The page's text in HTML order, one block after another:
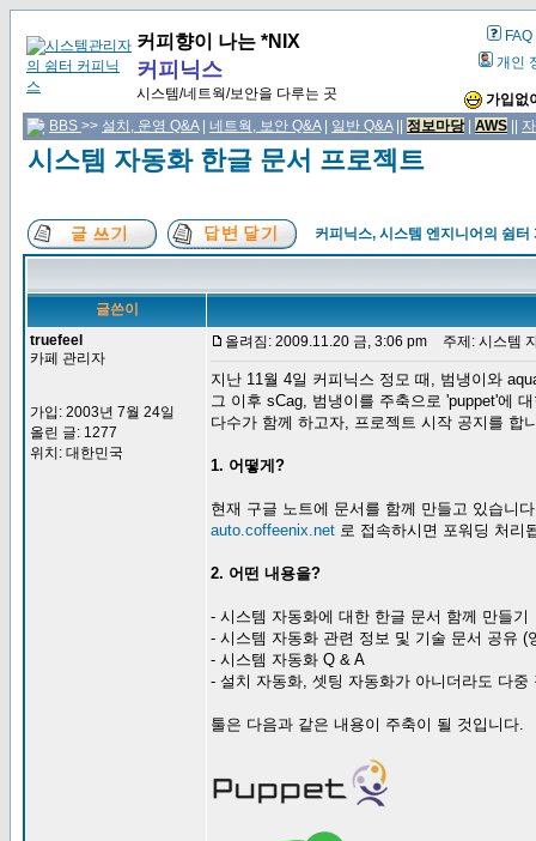
커피향이 나는 *NIX
커피닉스
시스템/네트웍/보안을 다루는 곳
FAQ
개인
가입없
BBS >> 설치, 운영 Q&A| 네트웍, 보안 Q&A| 일반 Q&A|| 정보마당| AWS
시스템 자동화 한글 문서 프로젝트
커피닉스, 시스템 엔지니어의 쉼터
글쓴이
truefeel
카페 관리자
가입: 2003년 7월 24일
올린 글: 1277
위치: 대한민국
올려짐: 2009.11.20 금, 3:06 pm 주제: 시스템
지난 11월 4일 커피닉스 정모 때, 범냉이와
그 이후 sCag, 범냉이를 주축으로 'puppet'에
다수가 함께 하고자, 프로젝트 시작 공지를 합
1. 어떻게?
현재 구글 노트에 문서를 함께 만들고 있습니
auto.coffeenix.net 로 접속하시면 포워딩 처리
2. 어떤 내용을?
- 시스템 자동화에 대한 한글 문서 함께 만들기
- 시스템 자동화 관련 정보 및 기술 문서 공유 (
- 시스템 자동화 Q & A
- 설치 자동화, 셋팅 자동화가 아니더라도 다
툴은 다음과 같은 내용이 주축이 될 것입니다.